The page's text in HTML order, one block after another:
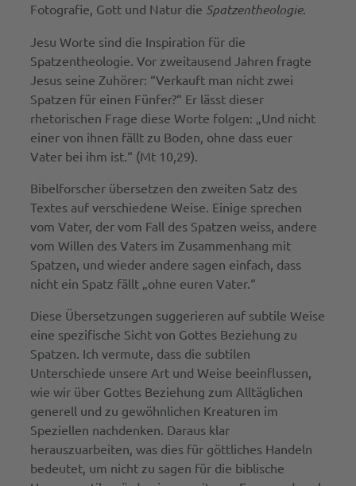
Fotografie, Gott und Natur die Spatzentheologie.
Jesu Worte sind die Inspiration für die
Spatzentheologie. Vor zweitausend Jahren fragte
Jesus seine Zuhörer: “Verkauft man nicht zwei
Spatzen für einen Fünfer?“ Er lässt dieser
rhetorischen Frage diese Worte folgen: „Und nicht
einer von ihnen fällt zu Boden, ohne dass euer
Vater bei ihm ist.“ (Mt 10,29).
Bibelforscher übersetzen den zweiten Satz des
Textes auf verschiedene Weise. Einige sprechen
vom Vater, der vom Fall des Spatzen weiss, andere
vom Willen des Vaters im Zusammenhang mit
Spatzen, und wieder andere sagen einfach, dass
nicht ein Spatz fällt „ohne euren Vater.“
Diese Übersetzungen suggerieren auf subtile Weise
eine spezifische Sicht von Gottes Beziehung zu
Spatzen. Ich vermute, dass die subtilen
Unterschiede unsere Art und Weise beeinflussen,
wie wir über Gottes Beziehung zum Alltäglichen
generell und zu gewöhnlichen Kreaturen im
Speziellen nachdenken. Daraus klar
herauszuarbeiten, was dies für göttliches Handeln
bedeutet, um nicht zu sagen für die biblische